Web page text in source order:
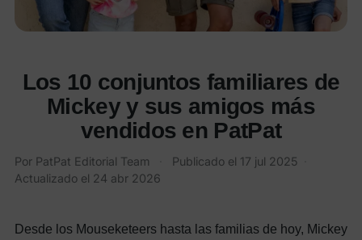
Los 10 conjuntos familiares de
Mickey y sus amigos más
vendidos en PatPat
Por PatPat Editorial Team Publicado el 17 jul 2025
Actualizado el 24 abr 2026
Desde los Mouseketeers hasta las familias de hoy, Mickey